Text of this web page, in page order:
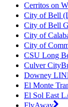
Cerritos on
City of Bell
City of Bell
City of
City of
CSU Long
Culver
Downey
El Monte
El Sol East
FlyAway